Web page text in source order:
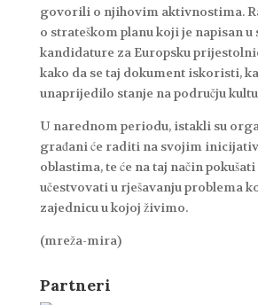
govorili o njihovim aktivnostima.
o strateškom planu koji je napisan u
kandidature za Europsku
kako da se taj dokument iskoristi,
unaprijedilo stanje na području
U narednom periodu, istakli su
građani će raditi na svojim
oblastima, te će na taj način
učestvovati u rješavanju problema
zajednicu u kojoj živimo.
(mreža-mira)
Partneri